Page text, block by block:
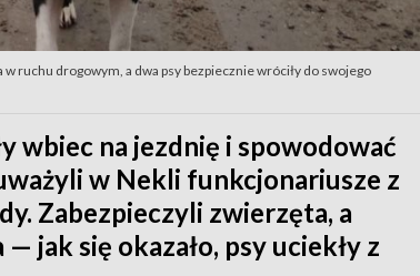
ruchu drogowym, a dwa psy bezpiecznie wróciły do swojego
wbiec na jezdnię i spowodować
w Nekli funkcjonariusze z
Zabezpieczyli zwierzęta, a
jak się okazało, psy uciekły z